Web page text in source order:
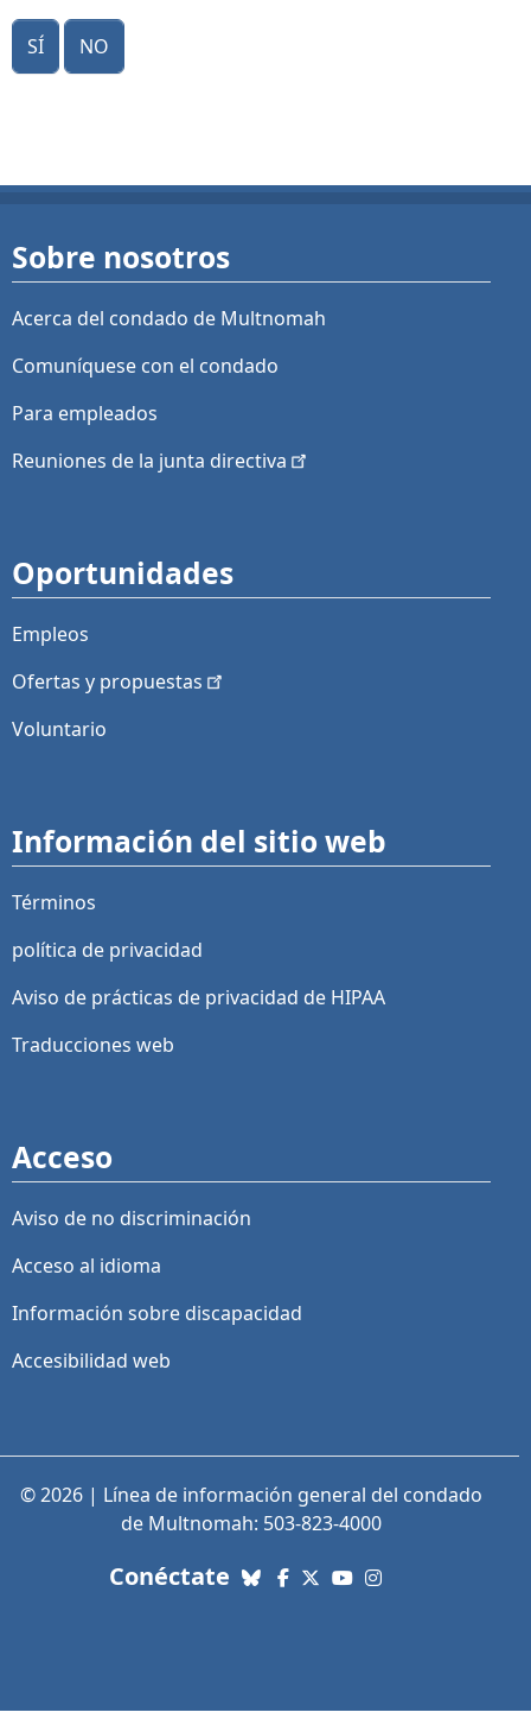
Sí No
Sobre nosotros
Acerca del condado de Multnomah
Comuníquese con el condado
Para empleados
Reuniones de la junta directiva
Oportunidades
Empleos
Ofertas y propuestas
Voluntario
Información del sitio web
Términos
política de privacidad
Aviso de prácticas de privacidad de HIPAA
Traducciones web
Acceso
Aviso de no discriminación
Acceso al idioma
Información sobre discapacidad
Accesibilidad web
© 2026 | Línea de información general del condado
de Multnomah: 503-823-4000
Conéctate con nosotros. Enlaces a
Bluesky
Facebook
X (Twitter)
YouTube
Instagram